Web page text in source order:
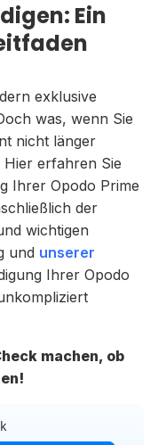
Ein
exklusive
was, wenn Sie
nicht länger
erfahren Sie
Ihrer Opodo Prime
der
wichtigen
und unserer
Ihrer Opodo
machen, ob